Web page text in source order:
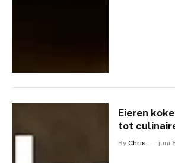
Eieren
tot
By Chris juni